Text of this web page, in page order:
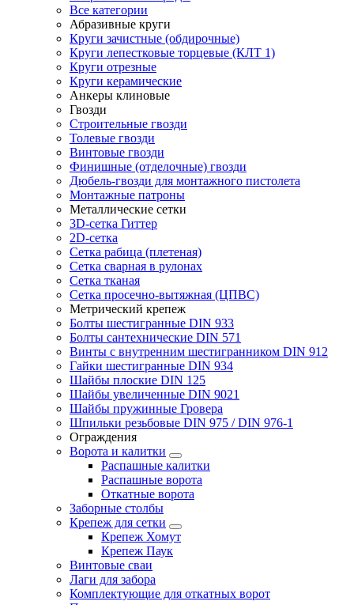
Все категории
Абразивные круги
Круги зачистные (обдирочные)
Круги лепестковые торцевые (КЛТ 1)
Круги отрезные
Круги керамические
Анкеры клиновые
Гвозди
Строительные гвозди
Толевые гвозди
Винтовые гвозди
Финишные (отделочные) гвозди
Дюбель-гвозди для монтажного пистолета
Монтажные патроны
Металлические сетки
3D-сетка Гиттер
2D-сетка
Сетка рабица (плетеная)
Сетка сварная в рулонах
Сетка тканая
Сетка просечно-вытяжная (ЦПВС)
Метрический крепеж
Болты шестигранные DIN 933
Болты сантехнические DIN 571
Винты с внутренним шестигранником DIN 912
Гайки шестигранные DIN 934
Шайбы плоские DIN 125
Шайбы увеличенные DIN 9021
Шайбы пружинные Гровера
Шпильки резьбовые DIN 975 / DIN 976-1
Ограждения
Ворота и калитки
Распашные калитки
Распашные ворота
Откатные ворота
Заборные столбы
Крепеж для сетки
Крепеж Хомут
Крепеж Паук
Винтовые сваи
Лаги для забора
Комплектующие для откатных ворот